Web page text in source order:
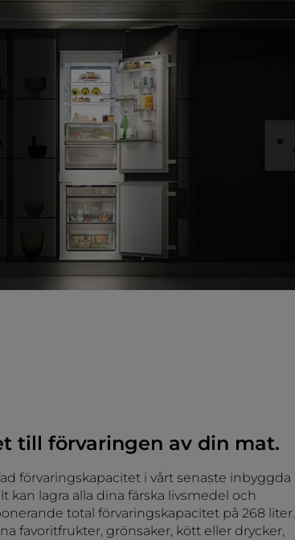
till förvaringen av din mat.
förvaringskapacitet i vårt senaste inbyggda
kan lagra alla dina färska livsmedel och
total förvaringskapacitet på 268 liter.
favoritfrukter, grönsaker, kött eller drycker,